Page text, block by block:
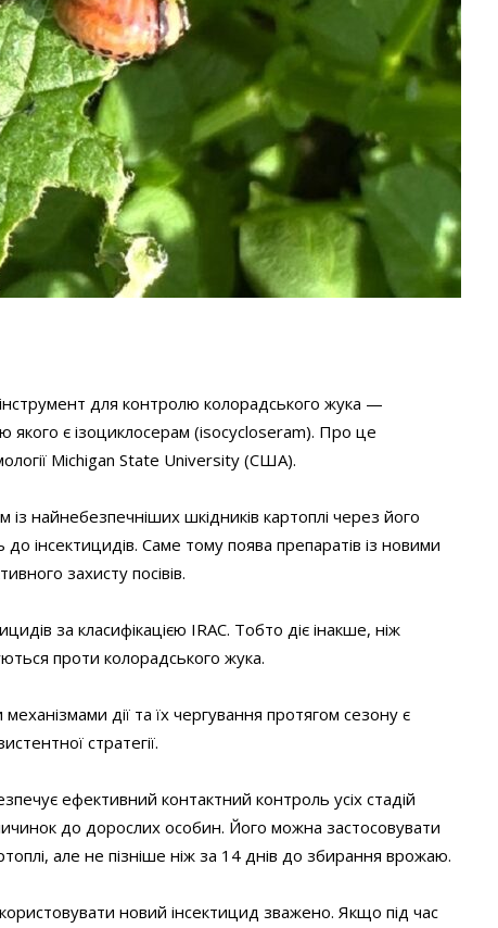
для контролю колорадського жука —
якого є ізоциклосерам (isocycloseram). Про це
Michigan State University (США).
найнебезпечніших шкідників картоплі через його
до інсектицидів. Саме тому поява препаратів із новими
захисту посівів.
за класифікацією IRAC. Тобто діє інакше, ніж
проти колорадського жука.
дії та їх чергування протягом сезону є
стратегії.
ефективний контактний контроль усіх стадій
до дорослих особин. Його можна застосовувати
але не пізніше ніж за 14 днів до збирання врожаю.
новий інсектицид зважено. Якщо під час